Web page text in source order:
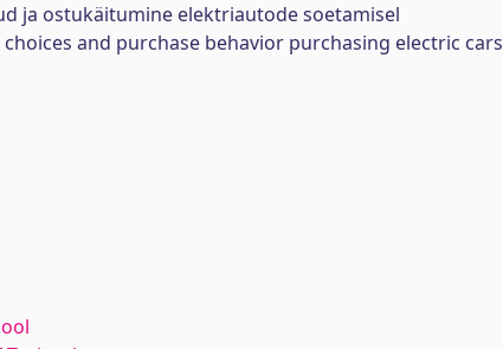
ja ostukäitumine elektriautode soetamisel
and purchase behavior purchasing electric cars